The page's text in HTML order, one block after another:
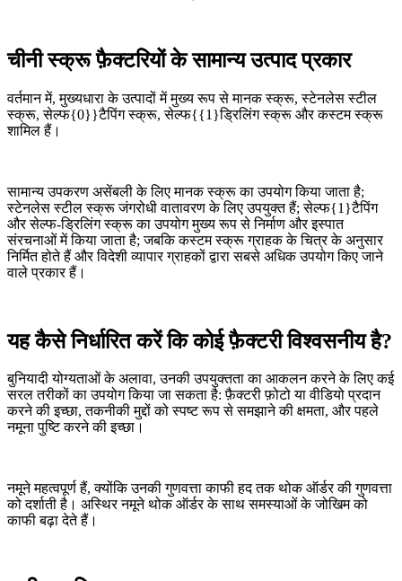
चीनी स्क्रू फ़ैक्टरियों के सामान्य उत्पाद प्रकार
वर्तमान में, मुख्यधारा के उत्पादों में मुख्य रूप से मानक स्क्रू, स्टेनलेस स्टील
स्क्रू, सेल्फ{0}}टैपिंग स्क्रू, सेल्फ{{1}ड्रिलिंग स्क्रू और कस्टम स्क्रू
शामिल हैं।
सामान्य उपकरण असेंबली के लिए मानक स्क्रू का उपयोग किया जाता है;
स्टेनलेस स्टील स्क्रू जंगरोधी वातावरण के लिए उपयुक्त हैं; सेल्फ{1}टैपिंग
और सेल्फ-ड्रिलिंग स्क्रू का उपयोग मुख्य रूप से निर्माण और इस्पात
संरचनाओं में किया जाता है; जबकि कस्टम स्क्रू ग्राहक के चित्र के अनुसार
निर्मित होते हैं और विदेशी व्यापार ग्राहकों द्वारा सबसे अधिक उपयोग किए जाने
वाले प्रकार हैं।
यह कैसे निर्धारित करें कि कोई फ़ैक्टरी विश्वसनीय है?
बुनियादी योग्यताओं के अलावा, उनकी उपयुक्तता का आकलन करने के लिए कई
सरल तरीकों का उपयोग किया जा सकता है: फ़ैक्टरी फ़ोटो या वीडियो प्रदान
करने की इच्छा, तकनीकी मुद्दों को स्पष्ट रूप से समझाने की क्षमता, और पहले
नमूना पुष्टि करने की इच्छा।
नमूने महत्वपूर्ण हैं, क्योंकि उनकी गुणवत्ता काफी हद तक थोक ऑर्डर की गुणवत्ता
को दर्शाती है। अस्थिर नमूने थोक ऑर्डर के साथ समस्याओं के जोखिम को
काफी बढ़ा देते हैं।